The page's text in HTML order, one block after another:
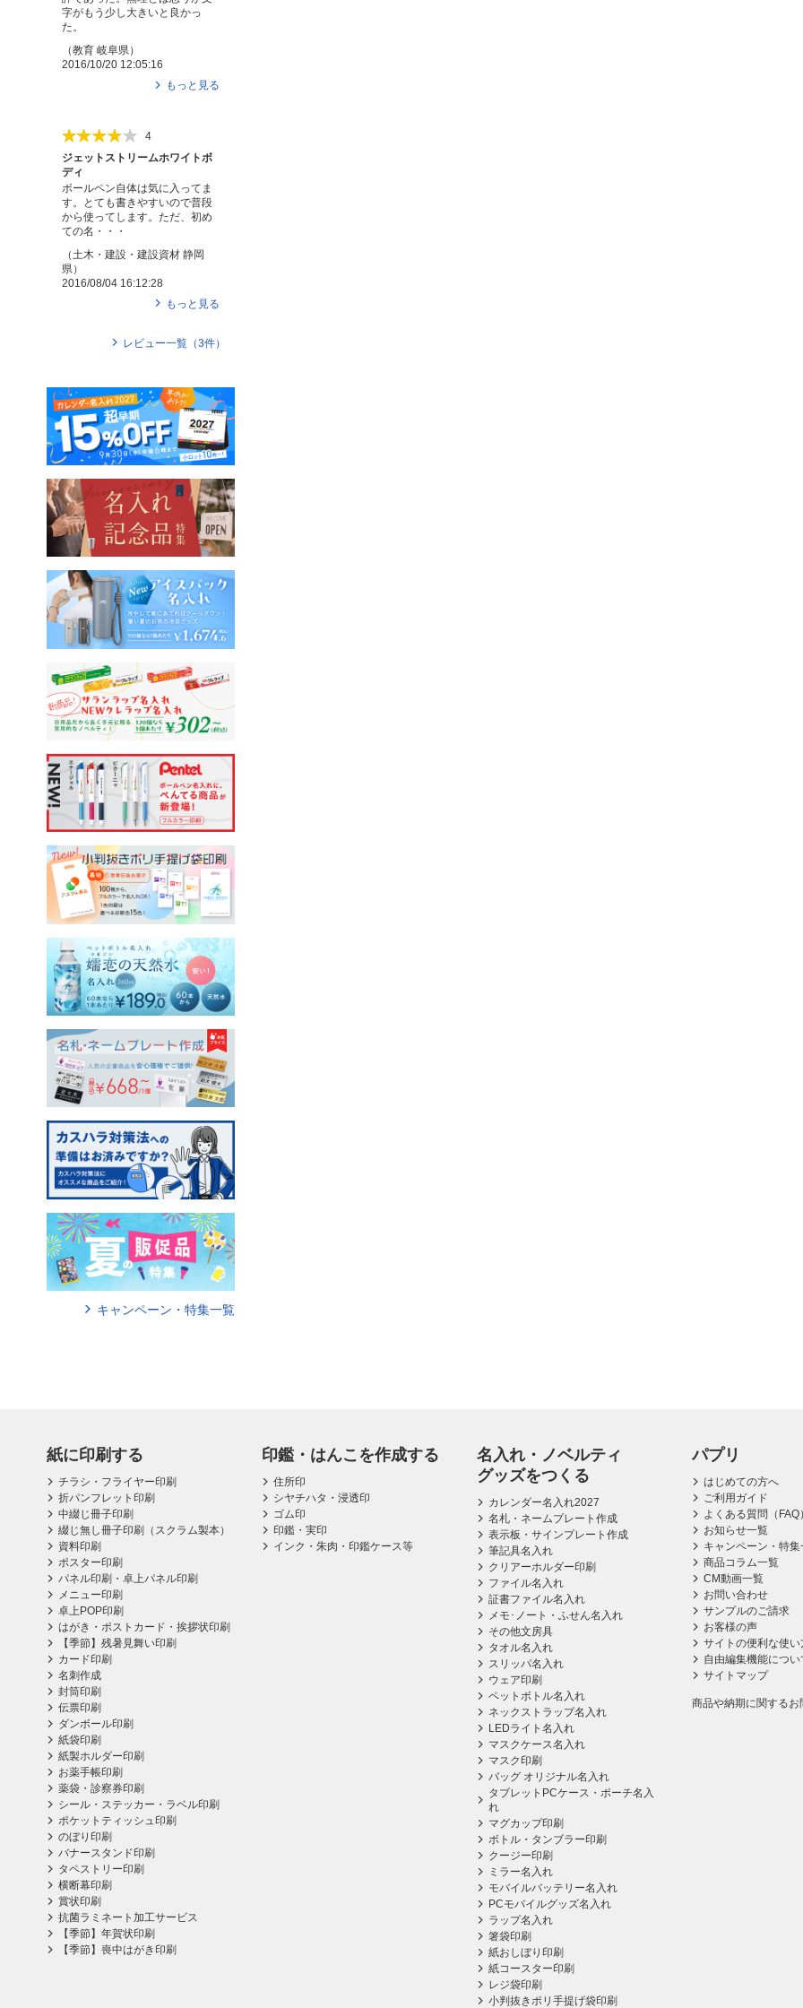
字がもう少し大きいと良かっ
た。
（教育 岐阜県）
2016/10/20 12:05:16
もっと見る
4
ジェットストリームホワイトボ
ディ
ボールペン自体は気に入ってま
す。とても書きやすいので普段
から使ってします。ただ、初め
ての名・・・
（ 土木・建設・建設資材 静岡
県 ）
2016/08/04 16:12:28
もっと見る
レビュー一覧（3件）
キャンペーン・特集一覧
紙に印刷する
チラシ・フライヤー印刷
折パンフレット印刷
中綴じ冊子印刷
綴じ無し冊子印刷（スクラム製本）
資料印刷
ポスター印刷
パネル印刷・卓上パネル印刷
メニュー印刷
卓上POP印刷
はがき・ポストカード・挨拶状印刷
【季節】残暑見舞い印刷
カード印刷
名刺作成
封筒印刷
伝票印刷
ダンボール印刷
紙袋印刷
紙製ホルダー印刷
お薬手帳印刷
薬袋・診察券印刷
シール・ステッカー・ラベル印刷
ポケットティッシュ印刷
のぼり印刷
バナースタンド印刷
タペストリー印刷
横断幕印刷
賞状印刷
抗菌ラミネート加工サービス
【季節】年賀状印刷
【季節】喪中はがき印刷
印鑑・はんこを作成する
住所印
シヤチハタ・浸透印
ゴム印
印鑑・実印
インク・朱肉・印鑑ケース等
名入れ・ノベルティ
グッズをつくる
カレンダー名入れ2027
名札・ネームプレート作成
表示板・サインプレート作成
筆記具名入れ
クリアーホルダー印刷
ファイル名入れ
証書ファイル名入れ
メモ･ノート・ふせん名入れ
その他文房具
タオル名入れ
スリッパ名入れ
ウェア印刷
ペットボトル名入れ
ネックストラップ名入れ
LEDライト名入れ
マスクケース名入れ
マスク印刷
バッグ オリジナル名入れ
タブレットPCケース・ポーチ名入
れ
マグカップ印刷
ボトル・タンブラー印刷
クージー印刷
ミラー名入れ
モバイルバッテリー名入れ
PCモバイルグッズ名入れ
ラップ名入れ
箸袋印刷
紙おしぼり印刷
紙コースター印刷
レジ袋印刷
小判抜きポリ手提げ袋印刷
パプリ
はじめての方へ
ご利用ガイド
よくある質問（FAQ
お知らせ一覧
キャンペーン・特集
商品コラム一覧
CM動画一覧
お問い合わせ
サンプルのご請求
お客様の声
サイトの便利な使い
自由編集機能につい
サイトマップ
商品や納期に関するお